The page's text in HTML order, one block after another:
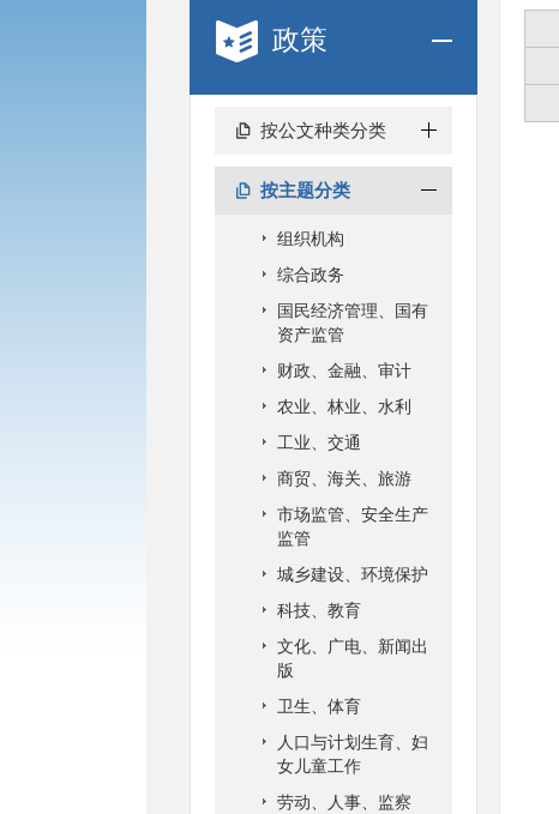
政策
按公文种类分类
按主题分类
组织机构
综合政务
国民经济管理、国有
资产监管
财政、金融、审计
农业、林业、水利
工业、交通
商贸、海关、旅游
市场监管、安全生产
监管
城乡建设、环境保护
科技、教育
文化、广电、新闻出
版
卫生、体育
人口与计划生育、妇
女儿童工作
劳动、人事、监察